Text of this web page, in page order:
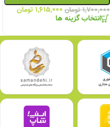
۱,۷۰۰,۰۰۰ تومان ۱,۶۱۵,۰۰۰ تومان
انتخاب گزینه ها